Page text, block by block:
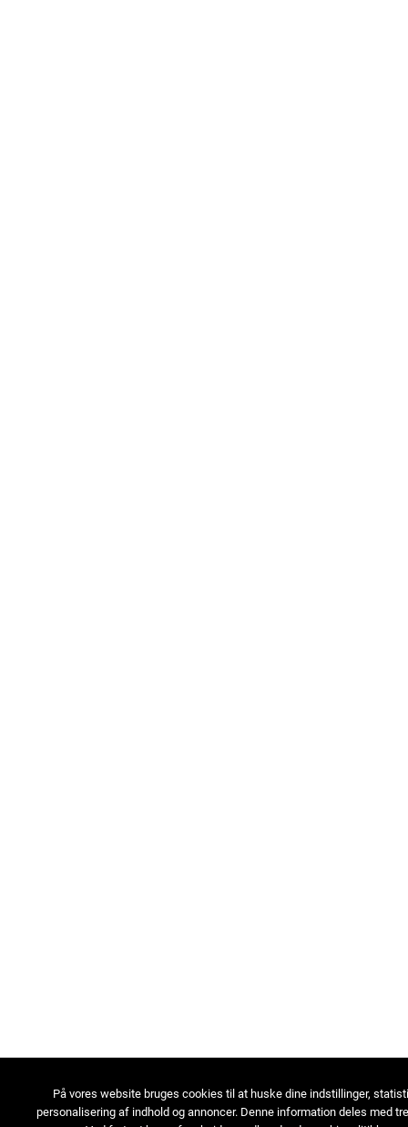
På vores website bruges cookies til at huske dine indstillinger,
personalisering af indhold og annoncer. Denne information deles med